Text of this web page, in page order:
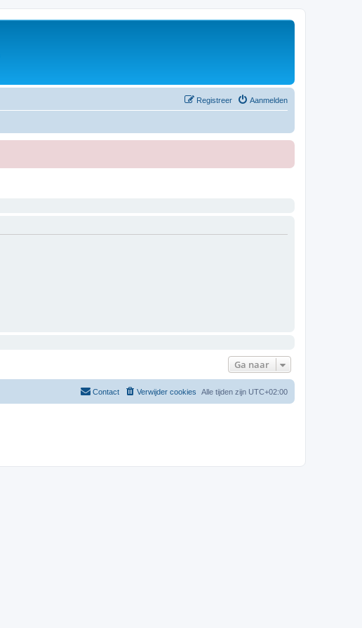
Aanmelden
Registreer
Ga naar
Alle tijden zijn UTC+02:00
Verwijder cookies
Contact